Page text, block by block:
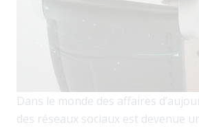
Dans le monde des affaires
des réseaux sociaux est devenue